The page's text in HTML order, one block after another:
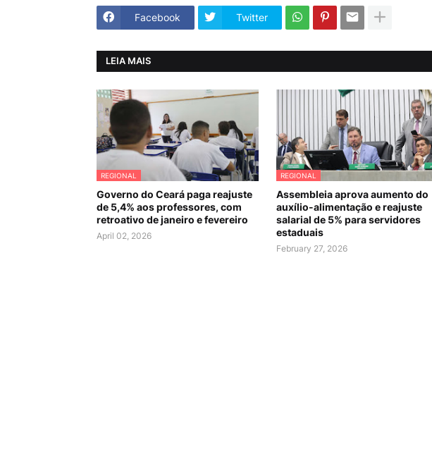
Facebook Twitter
LEIA MAIS
REGIONAL
Governo do Ceará paga reajuste
de 5,4% aos professores, com
retroativo de janeiro e fevereiro
April 02, 2026
REGIONAL
Assembleia aprova aumento do
auxílio-alimentação e reajuste
salarial de 5% para servidores
estaduais
February 27, 2026